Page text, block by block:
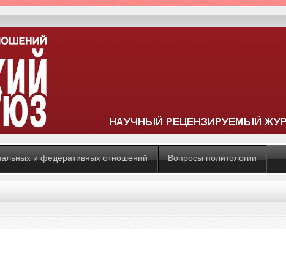
и федеративных отношений Вопросы политологии